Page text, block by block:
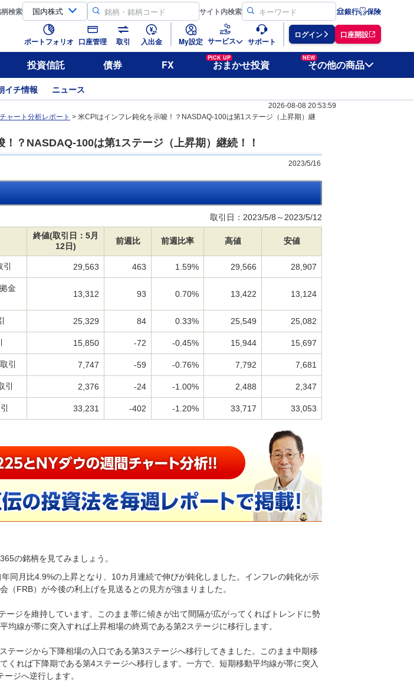
検索 サイト内検索 銀行 保険
ポートフォリオ 口座管理 取引 入出金 My設定 サービス サポート
ログイン 口座開設
投資信託 債券 FX
PICK UP
おまかせ投資
NEW
その他の商品
イチ情報 ニュース
2026-08-08 20:53:59
ャート分析レポート > 米CPIはインフレ鈍化を示唆！？NASDAQ-100は第1ステージ（上昇期）継
？NASDAQ-100は第1ステージ（上昇期）継続！！
2023/5/16
取引日：2023/5/8～2023/5/12
終値(取引日：5月
12日)
前週比 前週比率 高値 安値
29,563 463 1.59% 29,566 28,907
金
13,312 93 0.70% 13,422 13,124
25,329 84 0.33% 25,549 25,082
15,850 -72 -0.45% 15,944 15,697
引 7,747 -59 -0.76% 7,792 7,681
引 2,376 -24 -1.00% 2,488 2,347
33,231 -402 -1.20% 33,717 33,053
の銘柄を見てみましょう。
同月比4.9%の上昇となり、10カ月連続で伸びが鈍化しました。インフレの鈍化が示
（FRB）が今後の利上げを見送るとの見方が強まりました。
ージを維持しています。このまま帯に傾きが出て間隔が広がってくればトレンドに勢
均線が帯に突入すれば上昇相場の終焉である第2ステージに移行します。
テージから下降相場の入口である第3ステージへ移行してきました。このまま中期移
くれば下降期である第4ステージへ移行します。一方で、短期移動平均線が帯に突入
ジへ逆行します。